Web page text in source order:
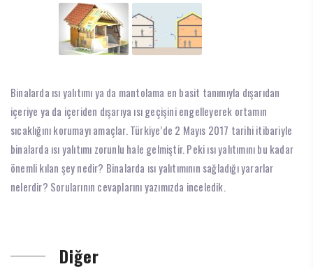
Binalarda ısı yalıtımı ya da mantolama en basit tanımıyla dışarıdan
içeriye ya da içeriden dışarıya ısı geçişini engelleyerek ortamın
sıcaklığını korumayı amaçlar. Türkiye’de 2 Mayıs 2017 tarihi itibariyle
binalarda ısı yalıtımı zorunlu hale gelmiştir. Peki ısı yalıtımını bu kadar
önemli kılan şey nedir? Binalarda ısı yalıtımının sağladığı yararlar
nelerdir? Sorularının cevaplarını yazımızda inceledik.
Diğer